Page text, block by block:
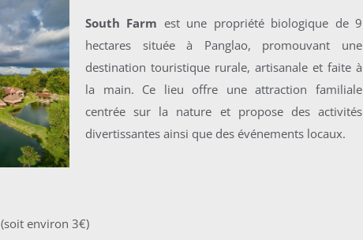
South Farm est une propriété biologique de 9
hectares située à Panglao, promouvant une
destination touristique rurale, artisanale et faite à
la main. Ce lieu offre une attraction familiale
centrée sur la nature et propose des activités
divertissantes ainsi que des événements locaux.
(soit environ 3€)